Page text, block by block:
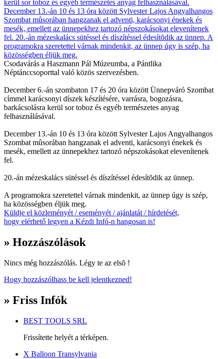
Csodavárás a Haszmann Pál Múzeumba, a Pántlika
Néptánccsoporttal való közös szervezésben.
December 6.-án szombaton 17 és 20 óra között Ünnepváró Szombat
címmel karácsonyi díszek készítésére, varrásra, bogozásra,
barkácsolásra kerül sor toboz és egyéb természetes anyag
felhasználásával.
December 13.-án 10 és 13 óra között Sylvester Lajos Angyalhangos
Szombat mûsorában hangzanak el adventi, karácsonyi énekek és
mesék, emellett az ünnepekhez tartozó népszokásokat elevenítenek
fel.
20.-án mézeskalács sütéssel és díszítéssel édesítõdik az ünnep.
A programokra szeretettel várnak mindenkit, az ünnep úgy is szép,
ha közösségben éljük meg.
Küldje el közleményét / eseményét / ajánlatát / hírdetését,
hogy elérhető legyen a Kézdi Infó-n hangosan is!
» Hozzászólások
Nincs még hozzászólás. Légy te az elsõ !
Hogy hozzászólhass be kell jelentkezned!
» Friss Infók
BEST TOOLS SRL
Frissítette helyét a térképen.
X Balloon Transylvania